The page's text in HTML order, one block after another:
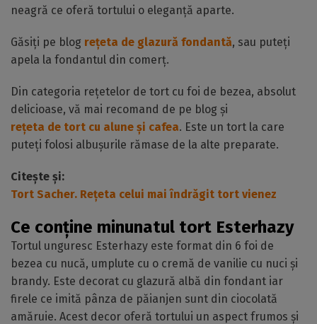
neagră ce oferă tortului o eleganță aparte.
Găsiți pe blog rețeta de glazură fondantă, sau puteți
apela la fondantul din comerț.
Din categoria rețetelor de tort cu foi de bezea, absolut
delicioase, vă mai recomand de pe blog și
rețeta de tort cu alune și cafea. Este un tort la care
puteți folosi albușurile rămase de la alte preparate.
Citește și:
Tort Sacher. Rețeta celui mai îndrăgit tort vienez
Ce conține minunatul tort Esterhazy
Tortul unguresc Esterhazy este format din 6 foi de
bezea cu nucă, umplute cu o cremă de vanilie cu nuci și
brandy. Este decorat cu glazură albă din fondant iar
firele ce imită pânza de păianjen sunt din ciocolată
amăruie. Acest decor oferă tortului un aspect frumos și